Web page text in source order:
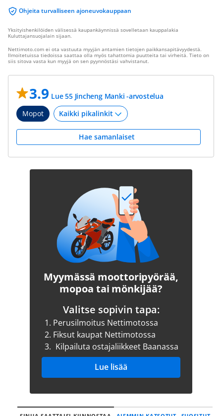
Ohjeita turvalliseen ajoneuvokauppaan
Yksityishenkilöiden välisessä kaupankäynnissä sovelletaan kauppalakia
Kuluttajansuojalain sijaan.
Nettimoto.com ei ota vastuuta myyjän antamien tietojen paikkansapitävyydestä.
Ilmoitetuissa tiedoissa saattaa olla myös tahattomia puutteita tai virheitä. Tieto on
siis sitova vasta kun myyjä on sen pyynnöstäsi vahvistanut.
3.9 Lue 55 Jincheng Manki -arvostelua
Mopot
Hae samanlaiset
Myymässä moottoripyörää,
mopoa tai mönkijää?
Valitse sopivin tapa:
1. Perusilmoitus Nettimotossa
2. Fiksut kaupat Nettimotossa
3. Kilpailuta ostajaliikkeet Baanassa
Lue lisää